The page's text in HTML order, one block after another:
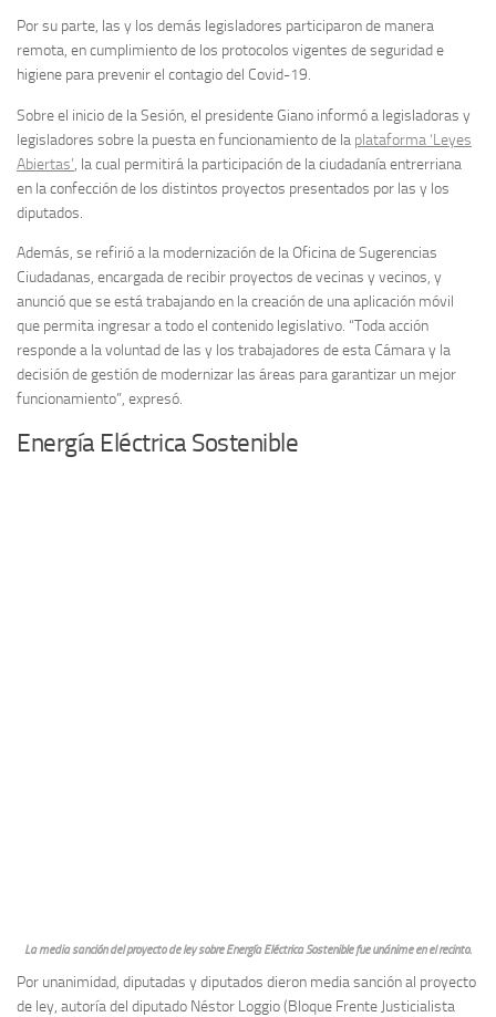
Por su parte, las y los demás legisladores participaron de manera
remota, en cumplimiento de los protocolos vigentes de seguridad e
higiene para prevenir el contagio del Covid-19.
Sobre el inicio de la Sesión, el presidente Giano informó a legisladoras y
legisladores sobre la puesta en funcionamiento de la plataforma ‘Leyes
Abiertas’, la cual permitirá la participación de la ciudadanía entrerriana
en la confección de los distintos proyectos presentados por las y los
diputados.
Además, se refirió a la modernización de la Oficina de Sugerencias
Ciudadanas, encargada de recibir proyectos de vecinas y vecinos, y
anunció que se está trabajando en la creación de una aplicación móvil
que permita ingresar a todo el contenido legislativo. “Toda acción
responde a la voluntad de las y los trabajadores de esta Cámara y la
decisión de gestión de modernizar las áreas para garantizar un mejor
funcionamiento”, expresó.
Energía Eléctrica Sostenible
La media sanción del proyecto de ley sobre Energía Eléctrica Sostenible fue unánime en el recinto.
Por unanimidad, diputadas y diputados dieron media sanción al proyecto
de ley, autoría del diputado Néstor Loggio (Bloque Frente Justicialista